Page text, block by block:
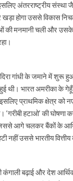
अंतरराष्ट्रीय
होगा उससे विकास
की मनमानी चली और
गांधी के जमाने में शुरू
थी। भारत अमरीका के गेहूँ
प्राथमिक क्षेत्र को
‘गरीबी हटाओ’ की
आगे चलकर बैंकों के
उससे भारतीय वित्तीय
बढ़ाई और देश आर्थिक